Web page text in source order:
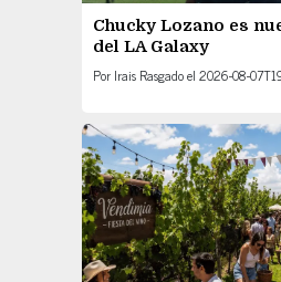
Chucky Lozano es
del LA Galaxy
Por Irais Rasgadoel 2026-08-